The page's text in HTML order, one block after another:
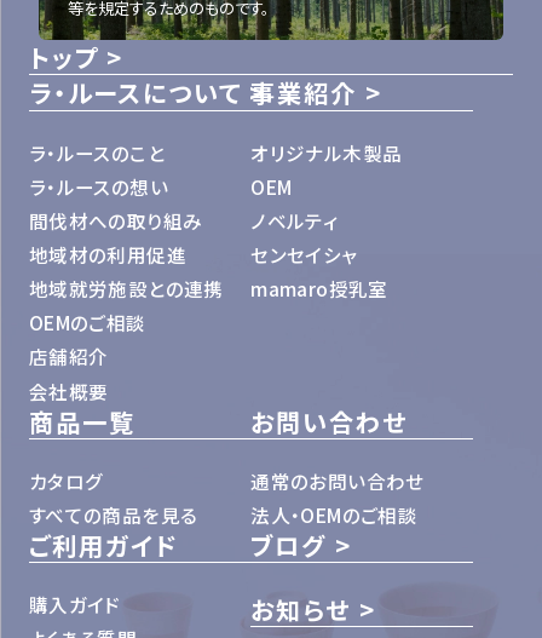
トップ
ラ・ルースについて
ラ・ルースのこと
ラ・ルースの想い
間伐材への取り組み
地域材の利用促進
地域就労施設との連携
OEMのご相談
店舗紹介
会社概要
事業紹介
オリジナル木製品
OEM
ノベルティ
センセイシャ
mamaro授乳室
商品一覧
カタログ
すべての商品を見る
お問い合わせ
通常のお問い合わせ
法人・OEMのご相談
ご利用ガイド
購入ガイド
ブログ
お知らせ
等を規定するためのものです。